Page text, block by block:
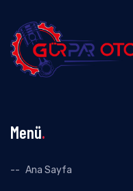
Menü.
Ana Sayfa